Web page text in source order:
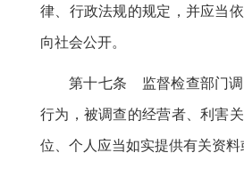
律、行政法规的规定，并应当
向社会公开。
第十七条 监督检查部门
行为 ， 被调查的经营者、利害
位、个人应当如实提供有关资料